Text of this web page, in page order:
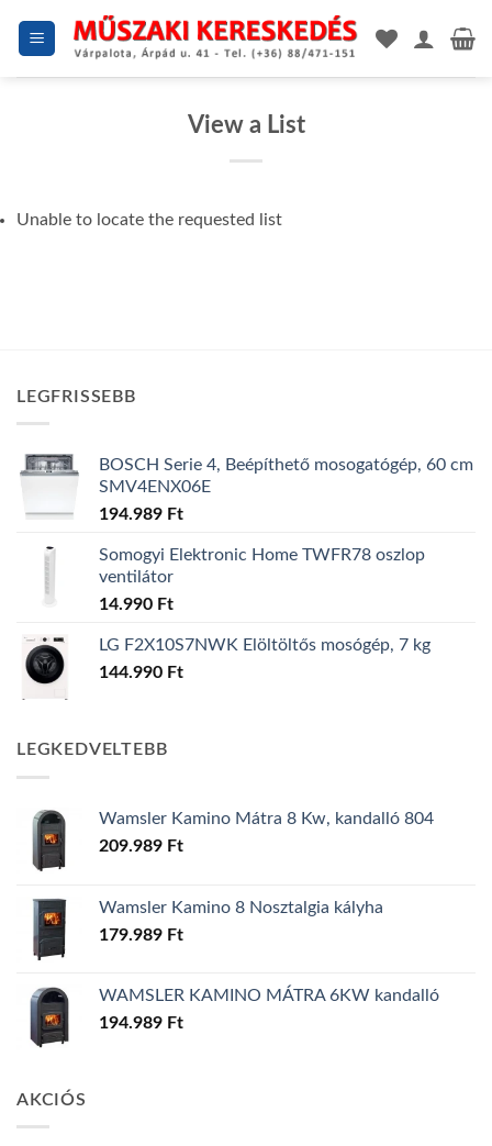
View a List
Unable to locate the requested list
LEGFRISSEBB
BOSCH Serie 4, Beépíthető mosogatógép, 60 cm
SMV4ENX06E
194.989 Ft
Somogyi Elektronic Home TWFR78 oszlop
ventilátor
14.990 Ft
LG F2X10S7NWK Elöltöltős mosógép, 7 kg
144.990 Ft
LEGKEDVELTEBB
Wamsler Kamino Mátra 8 Kw, kandalló 804
209.989 Ft
Wamsler Kamino 8 Nosztalgia kályha
179.989 Ft
WAMSLER KAMINO MÁTRA 6KW kandalló
194.989 Ft
AKCIÓS